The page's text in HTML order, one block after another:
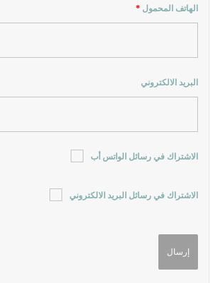
الهاتف المحمول *
البريد الالكتروني
الاشتراك في رسائل الواتس أب
الاشتراك في رسائل البريد الالكتروني